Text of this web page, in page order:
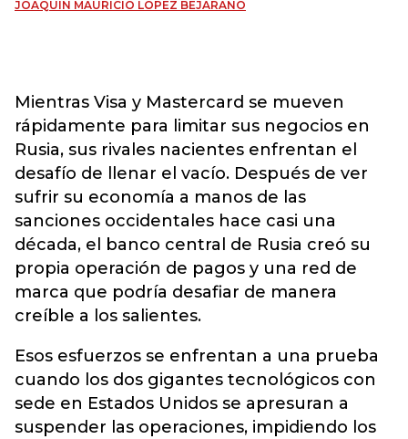
JOAQUÍN MAURICIO LÓPEZ BEJARANO
Mientras Visa y Mastercard se mueven
rápidamente para limitar sus negocios en
Rusia, sus rivales nacientes enfrentan el
desafío de llenar el vacío. Después de ver
sufrir su economía a manos de las
sanciones occidentales hace casi una
década, el banco central de Rusia creó su
propia operación de pagos y una red de
marca que podría desafiar de manera
creíble a los salientes.
Esos esfuerzos se enfrentan a una prueba
cuando los dos gigantes tecnológicos con
sede en Estados Unidos se apresuran a
suspender las operaciones, impidiendo los